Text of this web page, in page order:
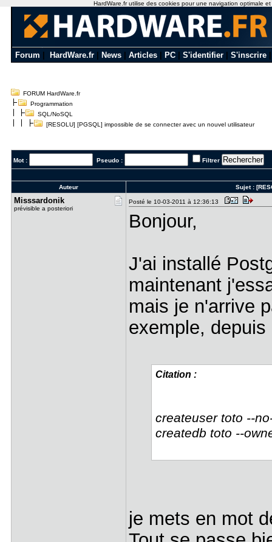
Forum HardWare.fr News Articles PC S'identifier S'inscrire
FORUM HardWare.fr
Programmation
SQL/NoSQL
[RESOLU] [PGSQL] impossible de se connecter avec un nouvel utilisateur
Mot : Pseudo : Filtrer
Auteur Sujet :
Misssardon​ik
prévisible a posteriori
Posté le 10-03-2011 à 12:36:13
Bonjour,
J'ai installé
maintenant
mais je n'arrive
exemple, depuis
Citation :
createuser toto --
createdb toto --
je mets en mot
HardWare.fr utilise des cookies pour une navigation optimale